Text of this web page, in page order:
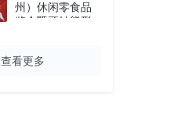
州）休闲零食品
鉴会暨顽妙熊形
查看更多